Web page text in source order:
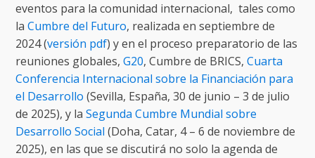
eventos para la comunidad internacional, tales como
laCumbre del Futuro, realizada en septiembre de
2024 (versión pdf) y en el proceso preparatorio de las
reuniones globales, G20, Cumbre de BRICS, Cuarta
Conferencia Internacional sobre la Financiación para
el Desarrollo (Sevilla, España, 30 de junio – 3 de julio
de 2025), y la Segunda Cumbre Mundial sobre
Desarrollo Social (Doha, Catar, 4 – 6 de noviembre de
2025), en las que se discutirá no solo la agenda de